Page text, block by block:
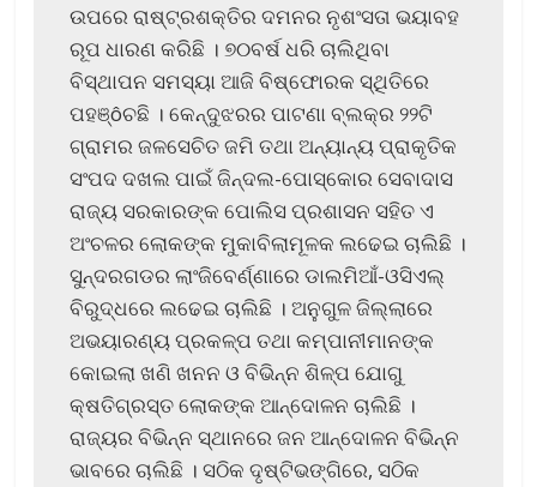
ଉପରେ ରାଷ୍ଟ୍ରଶକ୍ତିର ଦମନର ନୃଶଂସତା ଭୟାବହ
ରୂପ ଧାରଣ କରିଛି । ୭୦ବର୍ଷ ଧରି ଚାଲିଥିବା
ବିସ୍ଥାପନ ସମସ୍ୟା ଆଜି ବିଷ୍ଫୋରକ ସ୍ଥିତିରେ
ପହଞ୍ôଚଛି । କେନ୍ଦୁଝରର ପାଟଣା ବ୍ଲକ୍‌ର ୨୨ଟି
ଗ୍ରାମର ଜଳସେଚିତ ଜମି ତଥା ଅନ୍ୟାନ୍ୟ ପ୍ରାକୃତିକ
ସଂପଦ ଦଖଲ ପାଇଁ ଜିନ୍ଦଲ-ପୋସ୍କୋର ସେବାଦାସ
ରାଜ୍ୟ ସରକାରଙ୍କ ପୋଲିସ ପ୍ରଶାସନ ସହିତ ଏ
ଅଂଚଳର ଲୋକଙ୍କ ମୁକାବିଲାମୂଳକ ଲଢେଇ ଚାଲିଛି ।
ସୁନ୍ଦରଗଡର ଲାଂଜିବେର୍ଣ୍ଣାରେ ଡାଲମିଆଁ-ଓସିଏଲ୍
ବିରୁଦ୍ଧରେ ଲଢେଇ ଚାଲିଛି । ଅନୁଗୁଳ ଜିଲ୍ଲାରେ
ଅଭୟାରଣ୍ୟ ପ୍ରକଳ୍ପ ତଥା କମ୍ପାନୀମାନଙ୍କ
କୋଇଲା ଖଣି ଖନନ ଓ ବିଭିନ୍ନ ଶିଳ୍ପ ଯୋଗୁ
କ୍ଷତିଗ୍ରସ୍ତ ଲୋକଙ୍କ ଆନ୍ଦୋଳନ ଚାଲିଛି ।
ରାଜ୍ୟର ବିଭିନ୍ନ ସ୍ଥାନରେ ଜନ ଆନ୍ଦୋଳନ ବିଭିନ୍ନ
ଭାବରେ ଚାଲିଛି । ସଠିକ ଦୃଷ୍ଟିଭଙ୍ଗିରେ, ସଠିକ